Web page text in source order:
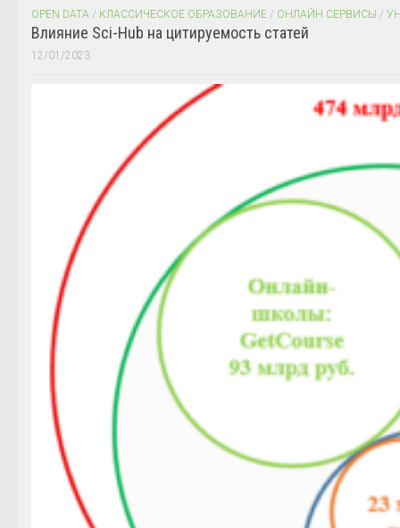
OPEN DATA / КЛАССИЧЕСКОЕ ОБРАЗОВАНИЕ / ОНЛАЙН СЕРВИСЫ /
Влияние Sci-Hub на цитируемость статей
12/01/2023